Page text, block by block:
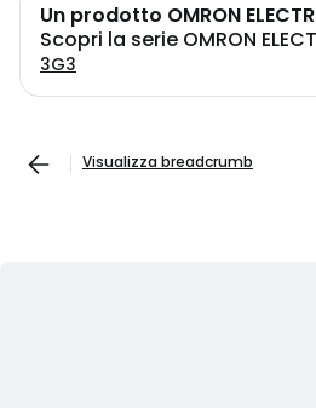
Un prodotto OMRON
Scopri la serie OMRON
3G3
Visualizza breadcrumb